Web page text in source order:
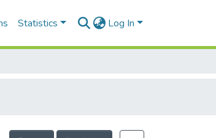
Statistics Log In